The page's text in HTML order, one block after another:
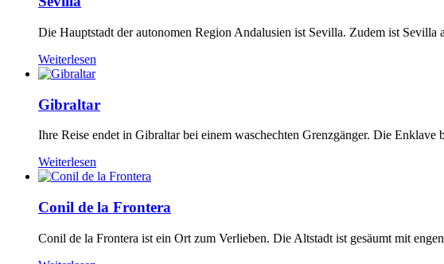
Die Hauptstadt der autonomen Region Andalusien ist Sevilla. Zudem ist Sevilla
Weiterlesen
Gibraltar
Ihre Reise endet in Gibraltar bei einem waschechten Grenzgänger. Die Enklave
Weiterlesen
Conil de la Frontera
Conil de la Frontera ist ein Ort zum Verlieben. Die Altstadt ist gesäumt mit